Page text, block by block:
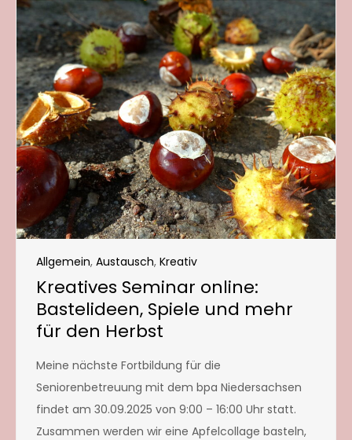
Allgemein, Austausch, Kreativ
Kreatives Seminar online:
Bastelideen, Spiele und mehr
für den Herbst
Meine nächste Fortbildung für die
Seniorenbetreuung mit dem bpa Niedersachsen
findet am 30.09.2025 von 9:00 – 16:00 Uhr statt.
Zusammen werden wir eine Apfelcollage basteln,